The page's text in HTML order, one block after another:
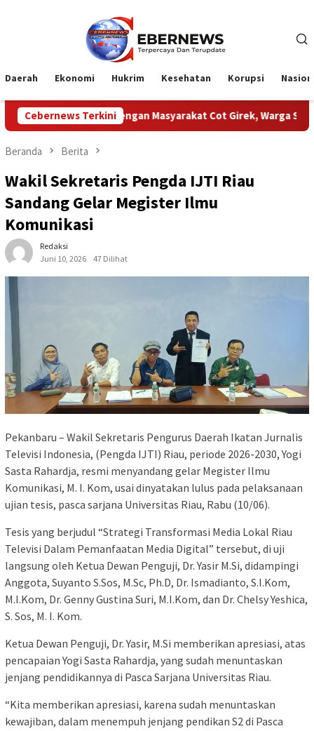
Daerah Ekonomi Hukrim Kesehatan Korupsi
Cebernews Terkini
Dengan Masyarakat Cot Girek, Warga Sampaikan Apresiasi
Beranda Berita
Wakil Sekretaris Pengda IJTI Riau
Sandang Gelar Megister Ilmu
Komunikasi
Redaksi
Juni 10, 2026
47 Dilihat
Pekanbaru – Wakil Sekretaris Pengurus Daerah Ikatan Jurnalis
Televisi Indonesia, (Pengda IJTI) Riau, periode 2026-2030, Yogi
Sasta Rahardja, resmi menyandang gelar Megister Ilmu
Komunikasi, M. I. Kom, usai dinyatakan lulus pada pelaksanaan
ujian tesis, pasca sarjana Universitas Riau, Rabu (10/06).
Tesis yang berjudul “Strategi Transformasi Media Lokal Riau
Televisi Dalam Pemanfaatan Media Digital” tersebut, di uji
langsung oleh Ketua Dewan Penguji, Dr. Yasir M.Si, didampingi
Anggota, Suyanto S.Sos, M.Sc, Ph.D, Dr. Ismadianto, S.I.Kom,
M.I.Kom, Dr. Genny Gustina Suri, M.I.Kom, dan Dr. Chelsy Yeshica,
S. Sos, M. I. Kom.
Ketua Dewan Penguji, Dr. Yasir, M.Si memberikan apresiasi, atas
pencapaian Yogi Sasta Rahardja, yang sudah menuntaskan
jenjang pendidikannya di Pasca Sarjana Universitas Riau.
“Kita memberikan apresiasi, karena sudah menuntaskan
kewajiban, dalam menempuh jenjang pendikan S2 di Pasca